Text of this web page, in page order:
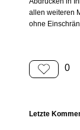
allen weiteren
ohne
0
Letzte